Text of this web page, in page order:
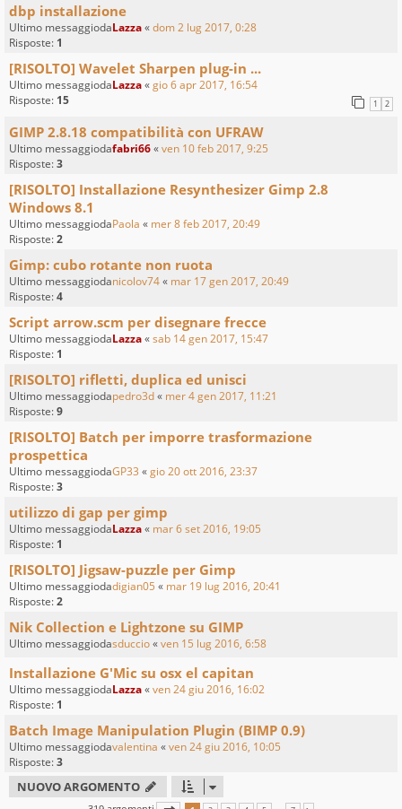
dbp installazione
Ultimo messaggiodaLazza«dom 2 lug 2017, 0:28
Risposte: 1
[RISOLTO] Wavelet Sharpen plug-in ...
Ultimo messaggiodaLazza«gio 6 apr 2017, 16:54
Risposte: 15 1 2
GIMP 2.8.18 compatibilità con UFRAW
Ultimo messaggiodafabri66«ven 10 feb 2017, 9:25
Risposte:3
[RISOLTO] Installazione Resynthesizer Gimp 2.8
Windows 8.1
Ultimo messaggiodaPaola « mer 8 feb 2017, 20:49
Risposte:2
Gimp: cubo rotante non ruota
Ultimo messaggiodanicolov74« mar 17 gen 2017, 20:49
Risposte:4
Script arrow.scm per disegnare frecce
Ultimo messaggiodaLazza«sab 14 gen 2017, 15:47
Risposte: 1
[RISOLTO] rifletti, duplica ed unisci
Ultimo messaggiodapedro3d« mer 4 gen 2017, 11:21
Risposte:9
[RISOLTO] Batch per imporre trasformazione
prospettica
Ultimo messaggiodaGP33 «gio 20 ott 2016, 23:37
Risposte:3
utilizzo di gap per gimp
Ultimo messaggiodaLazza« mar 6 set 2016, 19:05
Risposte: 1
[RISOLTO] Jigsaw-puzzle per Gimp
Ultimo messaggiodadigian05 « mar 19 lug 2016, 20:41
Risposte:2
Nik Collection e Lightzone su GIMP
Ultimo messaggiodasduccio«ven 15 lug 2016, 6:58
Installazione G'Mic su osx el capitan
Ultimo messaggiodaLazza«ven 24 giu 2016, 16:02
Risposte: 1
Batch Image Manipulation Plugin (BIMP 0.9)
Ultimo messaggiodavalentina «ven 24 giu 2016, 10:05
Risposte:3
NUOVO ARGOMENTO